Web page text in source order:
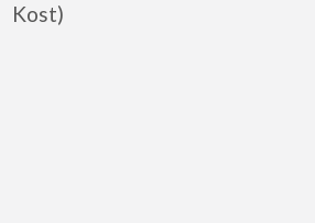
Kost)